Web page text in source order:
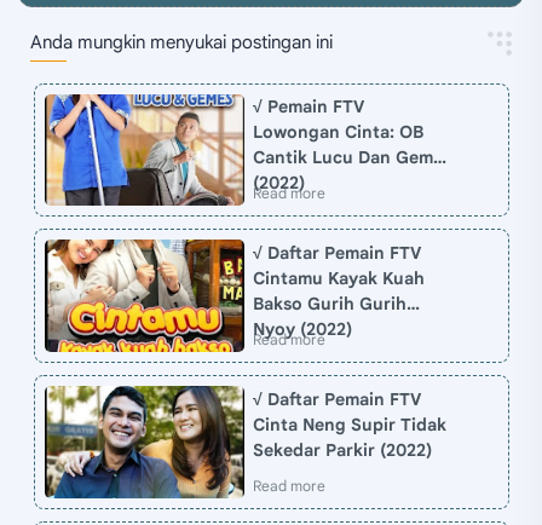
Anda mungkin menyukai postingan ini
√ Pemain FTV
Lowongan Cinta: OB
Cantik Lucu Dan Gemes
(2022)
√ Daftar Pemain FTV
Cintamu Kayak Kuah
Bakso Gurih Gurih
Nyoy (2022)
√ Daftar Pemain FTV
Cinta Neng Supir Tidak
Sekedar Parkir (2022)